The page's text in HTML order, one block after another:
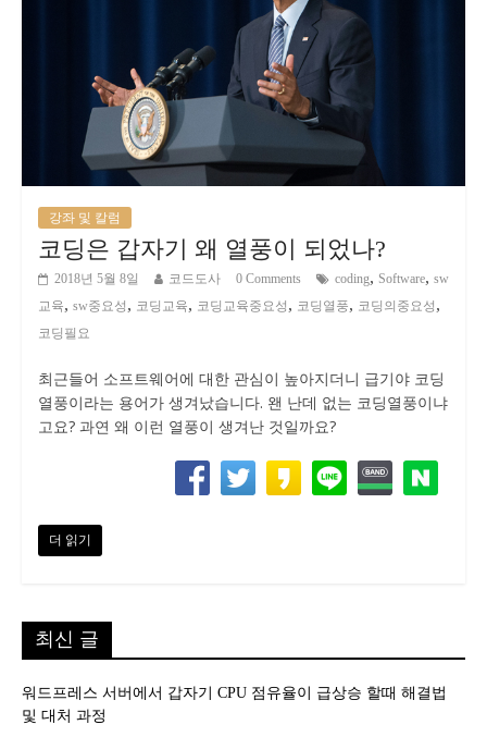
강좌 및 칼럼
코딩은 갑자기 왜 열풍이 되었나?
2018년 5월 8일 코드도사 0 Comments coding, Software, sw
교육, sw중요성 , 코딩교육, 코딩교육중요성 , 코딩열풍, 코딩의중요성 ,
코딩필요
최근들어 소프트웨어에 대한 관심이 높아지더니 급기야 코딩
열풍이라는 용어가 생겨났습니다. 왠 난데 없는 코딩열풍이냐
고요? 과연 왜 이런 열풍이 생겨난 것일까요?
더 읽기
최신 글
워드프레스 서버에서 갑자기 CPU 점유율이 급상승 할때 해결법
및 대처 과정